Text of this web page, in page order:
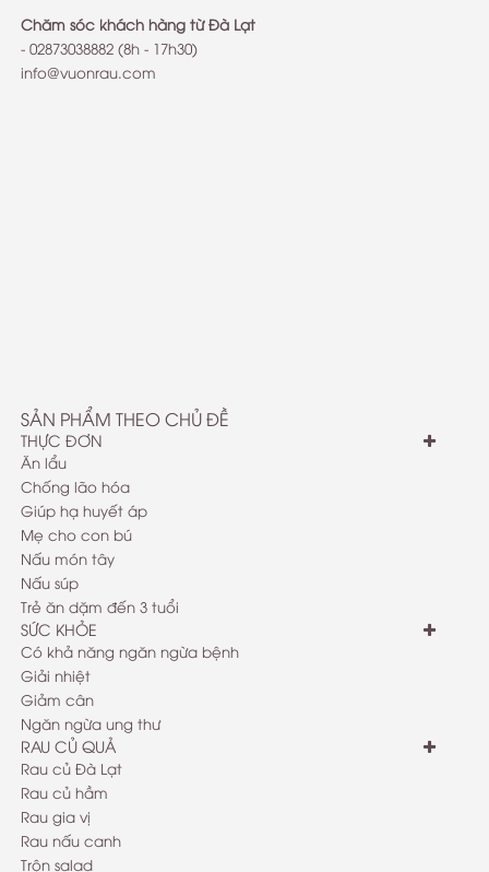
Chăm sóc khách hàng từ Đà Lạt
- 02873038882 (8h - 17h30)
info@vuonrau.com
SẢN PHẨM THEO CHỦ ĐỀ
THỰC ĐƠN
Ăn lẩu
Chống lão hóa
Giúp hạ huyết áp
Mẹ cho con bú
Nấu món tây
Nấu súp
Trẻ ăn dặm đến 3 tuổi
SỨC KHỎE
Có khả năng ngăn ngừa bệnh
Giải nhiệt
Giảm cân
Ngăn ngừa ung thư
RAU CỦ QUẢ
Rau củ Đà Lạt
Rau củ hầm
Rau gia vị
Rau nấu canh
Trộn salad